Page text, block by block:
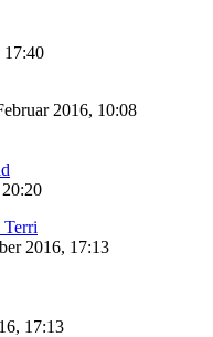
17:40
2016, 10:08
Terri
2016, 17:13
17:13